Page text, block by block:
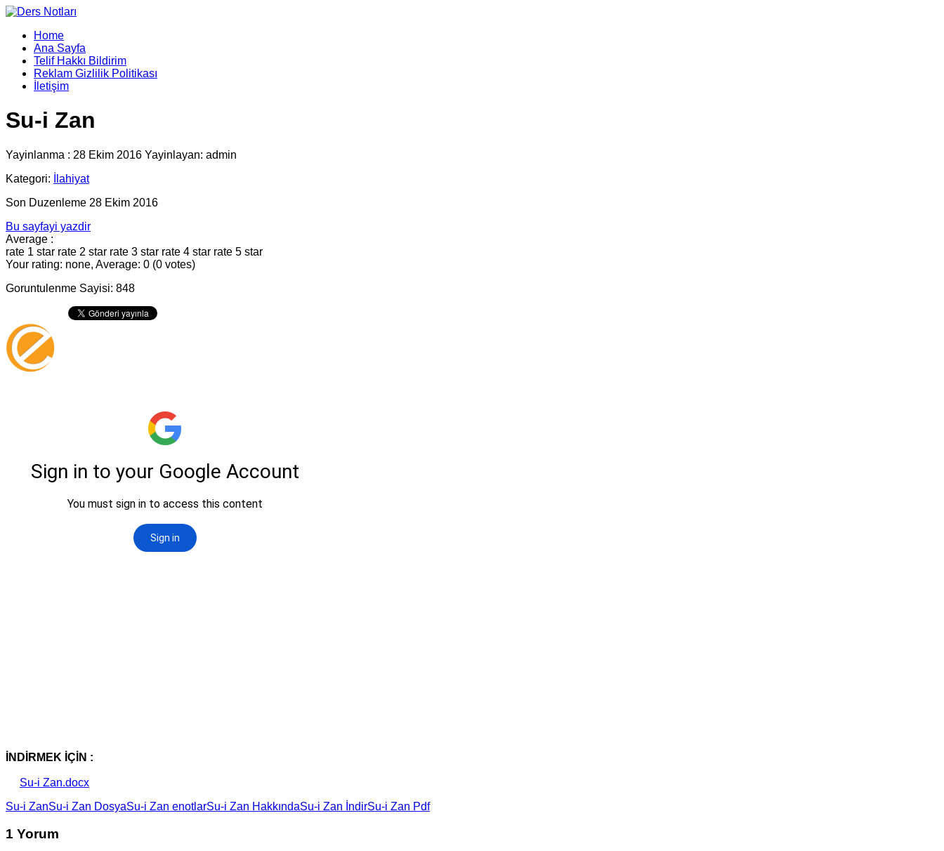
Home
Ana Sayfa
Telif Hakkı Bildirim
Reklam Gizlilik Politikası
İletişim
Su-i Zan
Yayinlanma : 28 Ekim 2016 Yayinlayan: admin
Kategori:
İlahiyat
Son Duzenleme 28 Ekim 2016
Bu sayfayi yazdir
Average :
rate 1 star rate 2 star rate 3 star rate 4 star rate 5 star
Your rating: none, Average: 0 (0 votes)
Goruntulenme Sayisi: 848
İNDİRMEK İÇİN :
Su-i Zan.docx
Su-i ZanSu-i Zan DosyaSu-i Zan enotlarSu-i Zan HakkındaSu-i Zan İndirSu-i Zan Pdf
1 Yorum